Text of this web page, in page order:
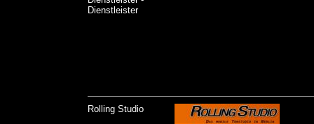
Dienstleister
Rolling Studio